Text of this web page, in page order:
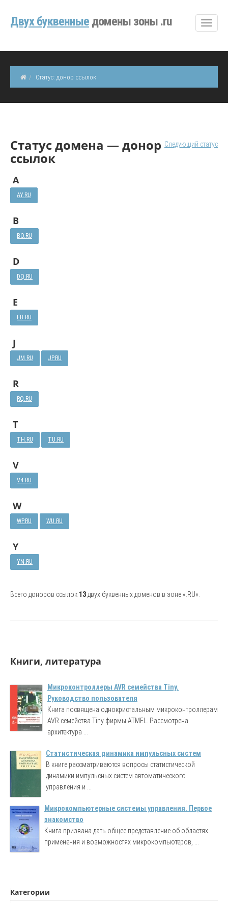
Двуx буквенные домены зоны .ru
Статус: донор ссылок
Следующий статус
Статус домена — донор
ссылок
A
AY.RU
B
BO.RU
D
DQ.RU
E
EB.RU
J
JM.RU JP.RU
R
RQ.RU
T
TH.RU TU.RU
V
V4.RU
W
WP.RU WU.RU
Y
YN.RU
Всего доноров ссылок 13 двух буквенных доменов в зоне «.RU».
Книги, литература
Микроконтроллеры AVR семейства Tiny.
Руководство пользователя
Книга посвящена однокристальным микроконтроллерам
AVR семейства Tiny фирмы ATMEL. Рассмотрена
архитектура ...
Статистическая динамика импульсных систем
В книге рассматриваются вопросы статистической
динамики импульсных систем автоматического
управления и ...
Микрокомпьютерные системы управления. Первое
знакомство
Книга призвана дать общее представление об областях
применения и возможностях микрокомпьютеров, ...
Категории